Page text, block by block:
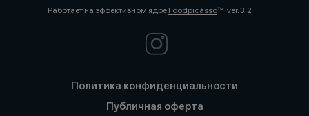
Работает на эффективном ядре Foodpicássover. 3.2
Политика конфиденциальности
Публичная оферта